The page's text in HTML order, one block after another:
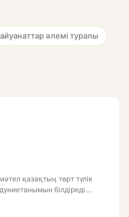
әлемі туралы
қазақтың төрт түлік
білдіреді.